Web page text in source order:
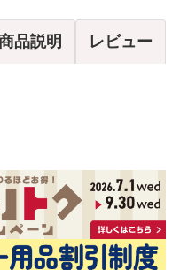
品説明 レビュー